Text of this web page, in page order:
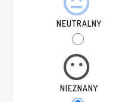
NEUTRALNY
NIEZNANY